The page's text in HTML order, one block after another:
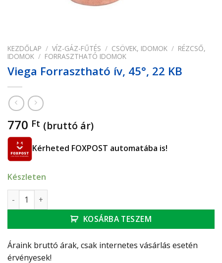
KEZDŐLAP / VÍZ-GÁZ-FŰTÉS / CSÖVEK, IDOMOK / RÉZCSŐ,
IDOMOK / FORRASZTHATÓ IDOMOK
Viega Forrasztható ív, 45°, 22 KB
770 Ft (bruttó ár)
Kérheted FOXPOST automatába is!
Készleten
Viega Forrasztható ív, 45°, 22 KB mennyiség
KOSÁRBA TESZEM
Áraink bruttó árak, csak internetes vásárlás esetén
érvényesek!